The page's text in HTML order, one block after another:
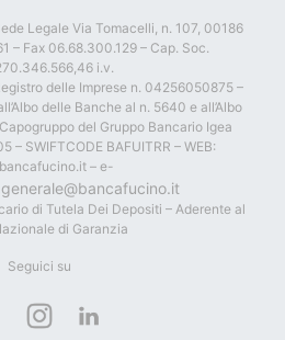
Legale Via Tomacelli, n. 107, 00186
– Fax 06.68.300.129 – Cap. Soc.
i.v.
delle Imprese n. 04256050875 –
delle Banche al n. 5640 e all’Albo
del Gruppo Bancario Igea
– SWIFTCODE BAFUITRR – WEB:
– e-
di Tutela Dei Depositi – Aderente al
di Garanzia
Seguici su